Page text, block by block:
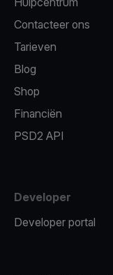
Contacteer ons
Tarieven
Blog
Shop
Financiën
PSD2 API
Developer
Developer portal